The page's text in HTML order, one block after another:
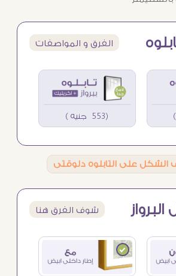
الفرق و المواصفات
(553 جنيه )
الشكل على التابلوه دلوقتى
شوف الفرق هنا